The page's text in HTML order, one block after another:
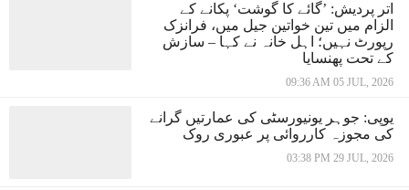
اتر پردیش: ’گائے کا گوشت‘ پکانے کے
الزام میں تین خواتین جیل میں، فرانزک
رپورٹ نہیں؛ اہل خانہ نے کہا – سازش
کے تحت پھنسایا
09:36 AM 05 JUL, 2026
یوپی: جوہر یونیورسٹی کی عمارتیں گرانے
کی مجوزہ کارروائی پر عبوری روک
03:38 PM 29 JUL, 2026